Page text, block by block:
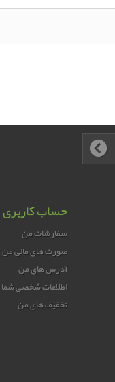
حساب کاربری
سفارشات من
صورت های مالی من
آدرس های من
اطلاعات شخصی شما
تخفیف های من